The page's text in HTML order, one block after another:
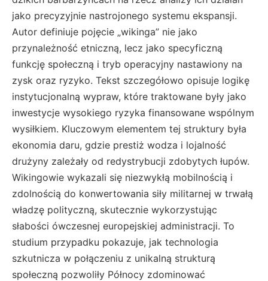
jako precyzyjnie nastrojonego systemu ekspansji.
Autor definiuje pojęcie „wikinga” nie jako
przynależność etniczną, lecz jako specyficzną
funkcję społeczną i tryb operacyjny nastawiony na
zysk oraz ryzyko. Tekst szczegółowo opisuje logikę
instytucjonalną wypraw, które traktowane były jako
inwestycje wysokiego ryzyka finansowane wspólnym
wysiłkiem. Kluczowym elementem tej struktury była
ekonomia daru, gdzie prestiż wodza i lojalność
drużyny zależały od redystrybucji zdobytych łupów.
Wikingowie wykazali się niezwykłą mobilnością i
zdolnością do konwertowania siły militarnej w trwałą
władzę polityczną, skutecznie wykorzystując
słabości ówczesnej europejskiej administracji. To
studium przypadku pokazuje, jak technologia
szkutnicza w połączeniu z unikalną strukturą
społeczną pozwoliły Północy zdominować